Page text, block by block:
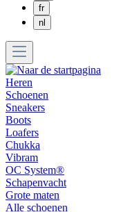
fr
nl
Heren
Schoenen
Sneakers
Boots
Loafers
Chukka
Vibram
OC System®
Schapenvacht
Grote maten
Alle schoenen